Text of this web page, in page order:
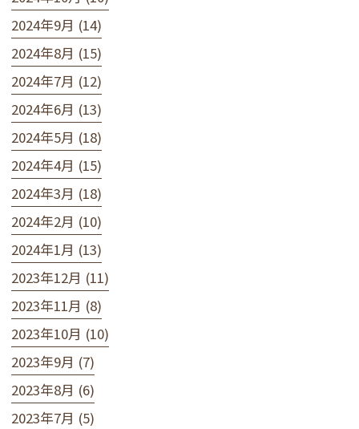
2024年9月 (14)
2024年8月 (15)
2024年7月 (12)
2024年6月 (13)
2024年5月 (18)
2024年4月 (15)
2024年3月 (18)
2024年2月 (10)
2024年1月 (13)
2023年12月 (11)
2023年11月 (8)
2023年10月 (10)
2023年9月 (7)
2023年8月 (6)
2023年7月 (5)